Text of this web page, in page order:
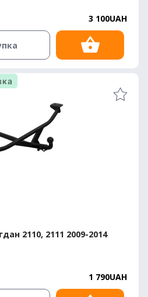
3 100UAH
2110, 2111 2009-2014
1 790UAH